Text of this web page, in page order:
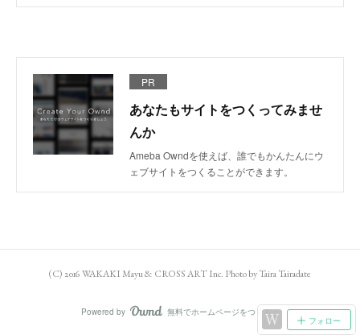
PR
あなたもサイトをつくってみませ
んか
Ameba Owndを使えば、誰でもかんたんにウ
ェブサイトをつくることができます。
フォロー
(C) 2016 WAKAKI Mayu & CROSS ART Inc. Photo by Taira Tairadate
Powered by AmebaOwnd
無料でホームページをつくろう